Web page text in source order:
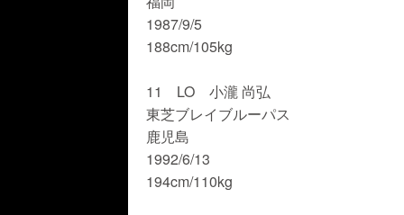
1987/9/5
188cm/105kg
11 LO 小瀧 尚弘
東芝ブレイブルーパス
鹿児島
1992/6/13
194cm/110kg